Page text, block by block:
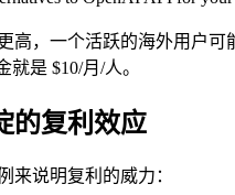
高，一个活跃的海外用户可
就是 $10/月/人。
的复利效应
来说明复利的威力：